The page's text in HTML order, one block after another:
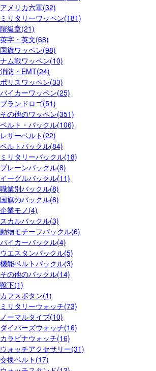
アメリカ六軍(32)
ミリタリーワッペン(181)
階級章(21)
英字・英文(68)
国旗ワッペン(98)
ナム戦ワッペン(10)
消防・EMT(24)
ポリスワッペン(33)
バイカーワッペン(25)
ブランドロゴ(51)
その他のワッペン(351)
ベルト・バックル(106)
レザーベルト(22)
ベルトバックル(84)
ミリタリーバックル(18)
プレーンバックル(8)
イーグルバックル(11)
職業別バックル(8)
国旗のバックル(8)
企業モノ(4)
スカルバックル(3)
動物モチーフバックル(6)
バイカーバックル(4)
ウエスタンバックル(5)
機能ベルトバックル(3)
その他のバックル(14)
靴下(1)
カフスボタン(1)
ミリタリーウォッチ(73)
ノーマルタイプ(10)
ダイバーズウォッチ(16)
カラビナウォッチ(16)
ウォッチアクセサリー(31)
交換ベルト(17)